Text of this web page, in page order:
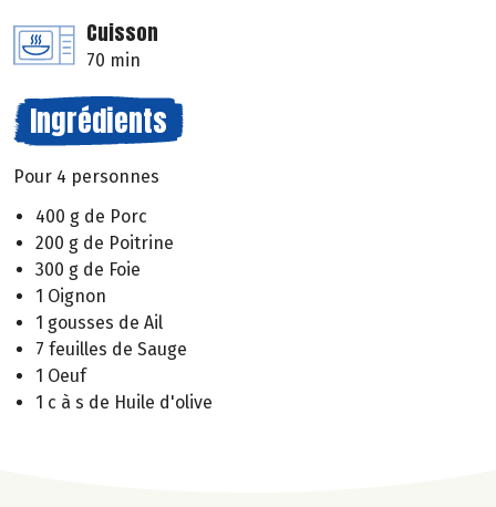
Cuisson
70 min
Ingrédients
Pour 4 personnes
400 g de Porc
200 g de Poitrine
300 g de Foie
1 Oignon
1 gousses de Ail
7 feuilles de Sauge
1 Oeuf
1 c à s de Huile d'olive